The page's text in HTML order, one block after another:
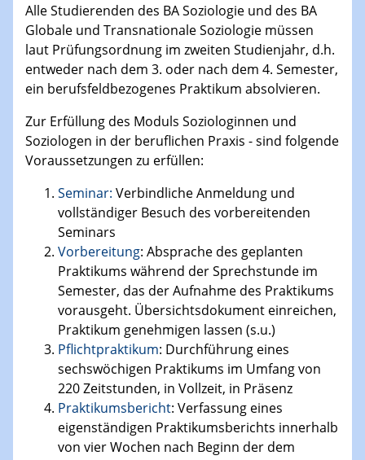
Alle Studierenden des BA Soziologie und des BA
Globale und Transnationale Soziologie müssen
laut Prüfungsordnung im zweiten Studienjahr, d.h.
entweder nach dem 3. oder nach dem 4. Semester,
ein berufsfeldbezogenes Praktikum absolvieren.
Zur Erfüllung des Moduls Soziologinnen und
Soziologen in der beruflichen Praxis - sind folgende
Voraussetzungen zu erfüllen:
Seminar: Verbindliche Anmeldung und
vollständiger Besuch des vorbereitenden
Seminars
Vorbereitung: Absprache des geplanten
Praktikums während der Sprechstunde im
Semester, das der Aufnahme des Praktikums
vorausgeht. Übersichtsdokument einreichen,
Praktikum genehmigen lassen (s.u.)
Pflichtpraktikum: Durchführung eines
sechswöchigen Praktikums im Umfang von
220 Zeitstunden, in Vollzeit, in Präsenz
Praktikumsbericht: Verfassung eines
eigenständigen Praktikumsberichts innerhalb
von vier Wochen nach Beginn der dem